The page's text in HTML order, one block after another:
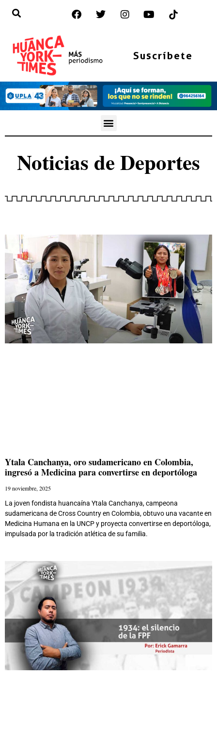
Suscríbete
Noticias deDeportes
Ytala Canchanya, oro sudamericano en Colombia,
ingresó a Medicina para convertirse en deportóloga
19 noviembre, 2025
La joven fondista huancaína Ytala Canchanya, campeona
sudamericana de Cross Country en Colombia, obtuvo una vacante en
Medicina Humana en la UNCP y proyecta convertirse en deportóloga,
impulsada por la tradición atlética de su familia.